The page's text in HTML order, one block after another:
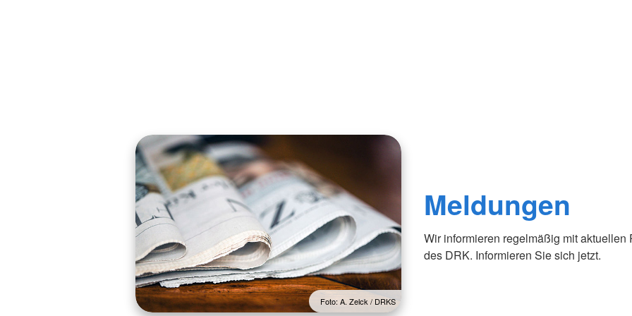
Foto: A. Zelck / DRKS
Meldungen
Wir informieren regelmäßig mit
des DRK. Informieren Sie sich jetzt.